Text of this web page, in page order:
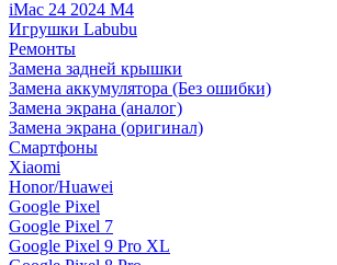
iMac 24 2024 M4
Игрушки Labubu
Ремонты
Замена задней крышки
Замена аккумулятора (Без ошибки)
Замена экрана (аналог)
Замена экрана (оригинал)
Смартфоны
Xiaomi
Honor/Huawei
Google Pixel
Google Pixel 7
Google Pixel 9 Pro XL